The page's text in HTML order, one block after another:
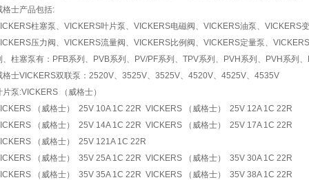
格士产品包括:
柱塞泵、VICKERS叶片泵、VICKERS电磁阀、VICKERS油泵、VICKERS
压力阀、VICKERS流量阀、VICKERS比例阀、VICKERS定量泵、
、柱塞泵有：PFB系列、PVB系列、PV/PF系列、TPV系列、PVH系列、PVH系列
格士VICKERS双联泵：2520V、3525V、3525V、4520V、4525V、4535V
片泵:VICKERS （威格士）
（威格士） 25V 10A 1C 22R VICKERS （威格士） 25V 12A 1C 22R
（威格士） 25V 14A 1C 22R VICKERS （威格士） 25V 17A 1C 22R
（威格士） 25V 121A 1C 22R
（威格士） 35V 25A 1C 22R VICKERS （威格士） 35V 30A 1C 22R
（威格士） 35V 35A 1C 22R VICKERS （威格士） 35V 38A 1C 22R